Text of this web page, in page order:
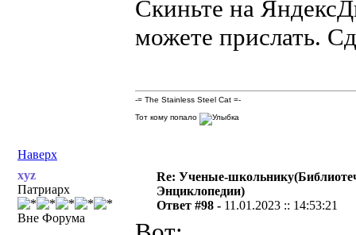
Скиньте на
можете прислать.
Наверх
-= The Stainless Steel Cat =-
Тот кому попало
xyz
Патриарх
Вне Форума
Re: Ученые-
Энциклопедии)
Ответ #98 - 11.01.2023 :: 14:53:21